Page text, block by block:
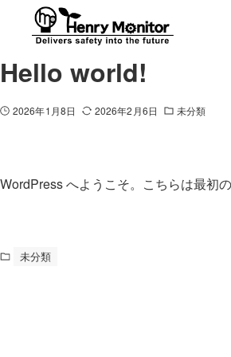
Hello world!
2026年1月8日 2026年2月6日 未分類
WordPress へようこそ。こちらは最初
未分類